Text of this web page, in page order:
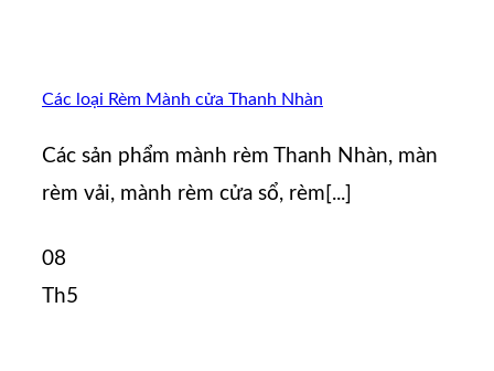
Các loại Rèm Mành cửa Thanh Nhàn
Các sản phẩm mành rèm Thanh Nhàn, màn
rèm vải, mành rèm cửa sổ, rèm[...]
08
Th5